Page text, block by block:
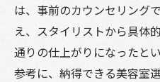
は、事前のカウンセリング
え、スタイリストから具体
通りの仕上がりになったと
参考に、納得できる美容室